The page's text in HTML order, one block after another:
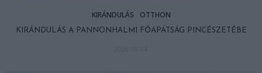
KIRÁNDULÁS OTTHON
KIRÁNDULÁS A PANNONHALMI FŐAPÁTSÁG PINCÉSZETÉBE